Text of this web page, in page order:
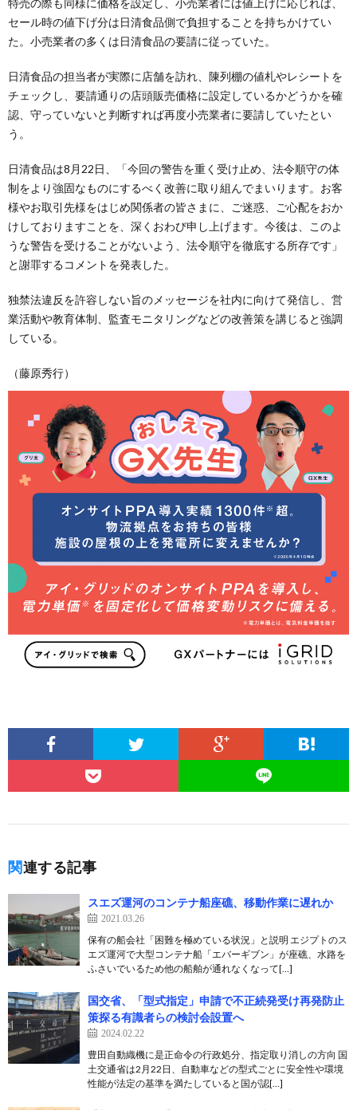
セール時の値下げ分は日清食品側で負担することを持ちかけてい
た。小売業者の多くは日清食品の要請に従っていた。
日清食品の担当者が実際に店舗を訪れ、陳列棚の値札やレシートを
チェックし、要請通りの店頭販売価格に設定しているかどうかを確
認、守っていないと判断すれば再度小売業者に要請していたとい
う。
日清食品は8月22日、「今回の警告を重く受け止め、法令順守の体
制をより強固なものにするべく改善に取り組んでまいります。お客
様やお取引先様をはじめ関係者の皆さまに、ご迷惑、ご心配をおか
けしておりますことを、深くおわび申し上げます。今後は、このよ
うな警告を受けることがないよう、法令順守を徹底する所存です」
と謝罪するコメントを発表した。
独禁法違反を許容しない旨のメッセージを社内に向けて発信し、営
業活動や教育体制、監査モニタリングなどの改善策を講じると強調
している。
（藤原秀行）
関連する記事
スエズ運河のコンテナ船座礁、移動作業に遅れか
2021.03.26
保有の船会社「困難を極めている状況」と説明 エジプトのス
エズ運河で大型コンテナ船「エバーギブン」が座礁、水路を
ふさいでいるため他の船舶が通れなくなって[…]
国交省、「型式指定」申請で不正続発受け再発防止
策探る有識者らの検討会設置へ
2024.02.22
豊田自動織機に是正命令の行政処分、指定取り消しの方向 国
土交通省は2月22日、自動車などの型式ごとに安全性や環境
性能が法定の基準を満たしていると国が認[…]